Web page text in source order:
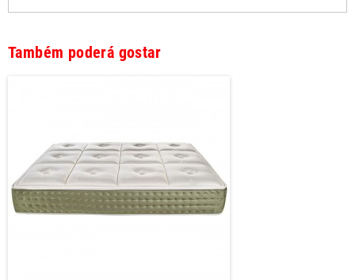
Também poderá gostar